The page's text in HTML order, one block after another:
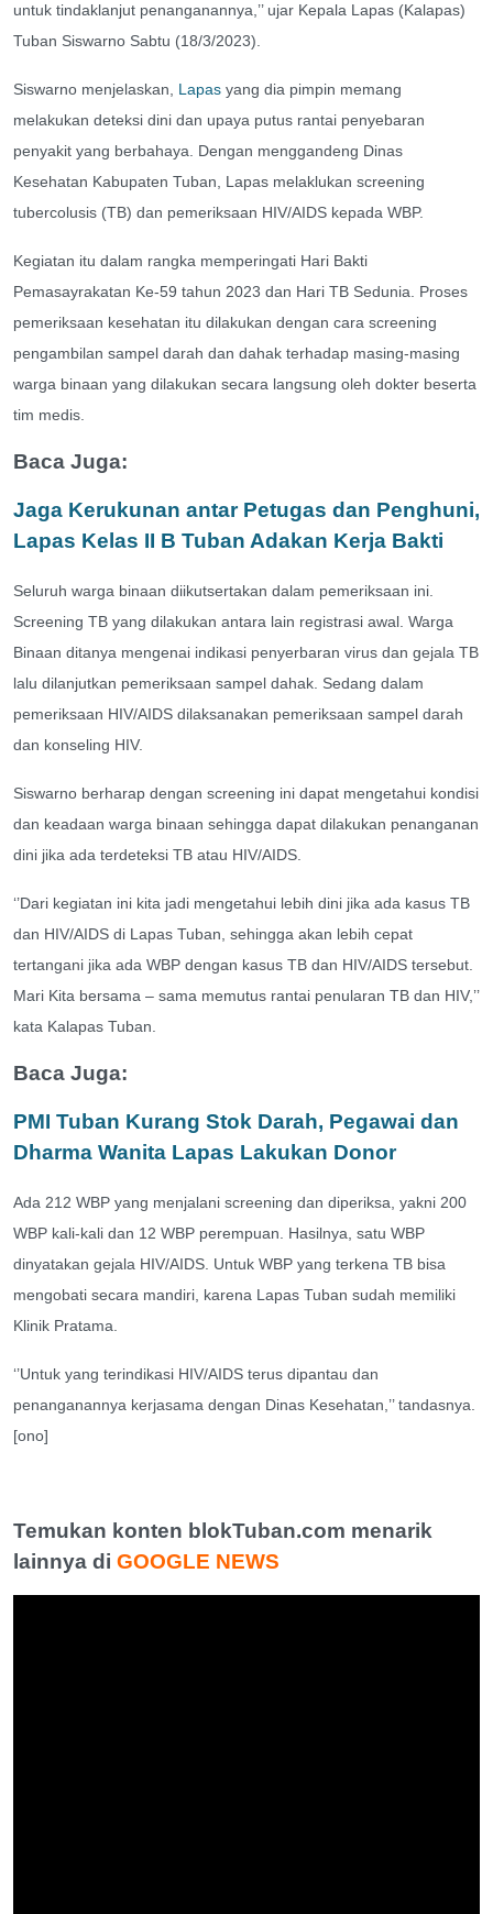
untuk tindaklanjut penanganannya,’’ ujar Kepala Lapas (Kalapas)
Tuban Siswarno Sabtu (18/3/2023).
Siswarno menjelaskan, Lapas yang dia pimpin memang
melakukan deteksi dini dan upaya putus rantai penyebaran
penyakit yang berbahaya. Dengan menggandeng Dinas
Kesehatan Kabupaten Tuban, Lapas melaklukan screening
tubercolusis (TB) dan pemeriksaan HIV/AIDS kepada WBP.
Kegiatan itu dalam rangka memperingati Hari Bakti
Pemasayrakatan Ke-59 tahun 2023 dan Hari TB Sedunia. Proses
pemeriksaan kesehatan itu dilakukan dengan cara screening
pengambilan sampel darah dan dahak terhadap masing-masing
warga binaan yang dilakukan secara langsung oleh dokter beserta
tim medis.
Baca Juga:
Jaga Kerukunan antar Petugas dan Penghuni,
Lapas Kelas II B Tuban Adakan Kerja Bakti
Seluruh warga binaan diikutsertakan dalam pemeriksaan ini.
Screening TB yang dilakukan antara lain registrasi awal. Warga
Binaan ditanya mengenai indikasi penyerbaran virus dan gejala TB
lalu dilanjutkan pemeriksaan sampel dahak. Sedang dalam
pemeriksaan HIV/AIDS dilaksanakan pemeriksaan sampel darah
dan konseling HIV.
Siswarno berharap dengan screening ini dapat mengetahui kondisi
dan keadaan warga binaan sehingga dapat dilakukan penanganan
dini jika ada terdeteksi TB atau HIV/AIDS.
‘’Dari kegiatan ini kita jadi mengetahui lebih dini jika ada kasus TB
dan HIV/AIDS di Lapas Tuban, sehingga akan lebih cepat
tertangani jika ada WBP dengan kasus TB dan HIV/AIDS tersebut.
Mari Kita bersama – sama memutus rantai penularan TB dan HIV,’’
kata Kalapas Tuban.
Baca Juga:
PMI Tuban Kurang Stok Darah, Pegawai dan
Dharma Wanita Lapas Lakukan Donor
Ada 212 WBP yang menjalani screening dan diperiksa, yakni 200
WBP kali-kali dan 12 WBP perempuan. Hasilnya, satu WBP
dinyatakan gejala HIV/AIDS. Untuk WBP yang terkena TB bisa
mengobati secara mandiri, karena Lapas Tuban sudah memiliki
Klinik Pratama.
‘’Untuk yang terindikasi HIV/AIDS terus dipantau dan
penanganannya kerjasama dengan Dinas Kesehatan,’’ tandasnya.
[ono]
Temukan konten blokTuban.com menarik
lainnya di GOOGLE NEWS